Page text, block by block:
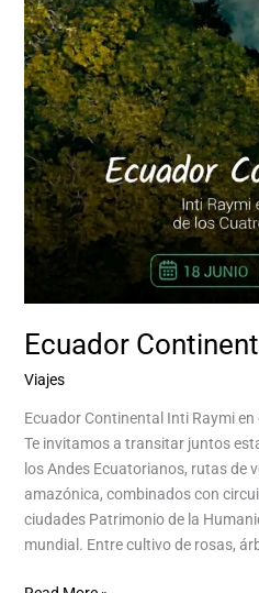
Ecuador
Viajes/
Ecuador Continental Inti Raymi
Te invitamos a transitar juntos
los Andes Ecuatorianos, rutas de
amazónica, combinados con
ciudades Patrimonio de la
mundial. Entre cultivo de rosas,